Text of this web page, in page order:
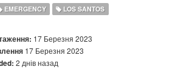
EMERGENCY LOS SANTOS
17 Березня 2023
17 Березня 2023
2 днів назад